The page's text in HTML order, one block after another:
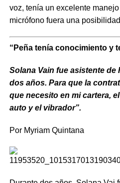
voz, tenía un excelente
micrófono fuera una
“Peña tenía conocimiento y
Solana Vain fue asistente de
dos años. Para que la
que necesito en mi cartera,
auto y el vibrador”.
Por Myriam Quintana